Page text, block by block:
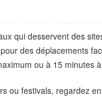
qui desservent des
des déplacements
ou à 15 minutes
ou festivals, regardez